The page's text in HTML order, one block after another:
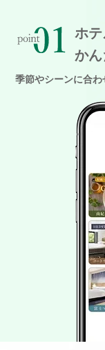
ホ
か
季節やシーンに合わ